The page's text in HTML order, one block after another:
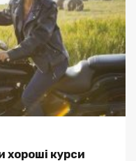
хороші курси